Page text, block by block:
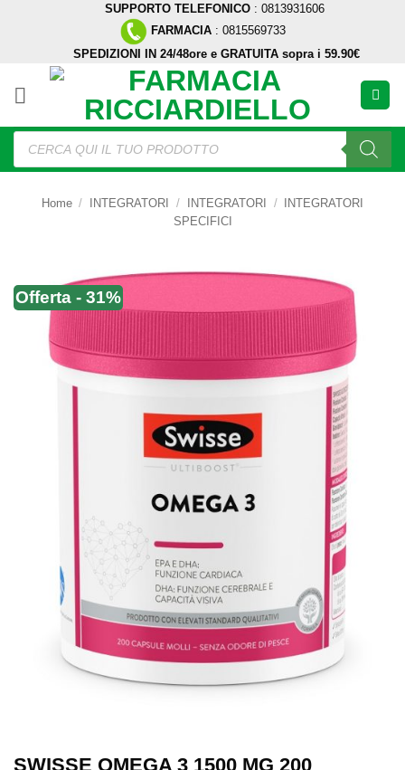
SUPPORTO TELEFONICO : 0813931606
FARMACIA : 0815569733
SPEDIZIONI IN 24/48ore e GRATUITA sopra i 59.90€
Ricerca
prodotti
Home / INTEGRATORI / INTEGRATORI /
INTEGRATORI
SPECIFICI
Offerta - 31%
SWISSE OMEGA 3 1500 MG 200